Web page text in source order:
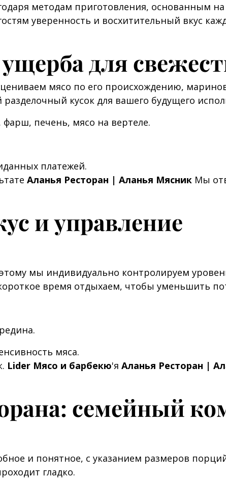
методам приготовления, основанным
уверенность и восхитительный вкус
для
мясо по его происхождению,
кусок для вашего будущего
печень, мясо на вертеле.
платежей.
Аланья Ресторан | Аланья Мясник Мы
и управление
мы индивидуально контролируем
время отдыхаем, чтобы уменьшить
мяса.
Lider Мясо и барбекю'я Аланья Ресторан |
семейный
и понятное, с указанием размеров
гладко.